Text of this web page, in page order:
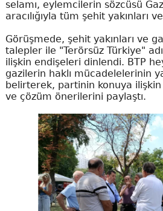
selamı, eylemcilerin sözcüsü
aracılığıyla tüm şehit yakınları
Görüşmede, şehit yakınları ve
talepler ile "Terörsüz Türkiye"
ilişkin endişeleri dinlendi. BTP
gazilerin haklı mücadelelerinin
belirterek, partinin konuya
ve çözüm önerilerini paylaştı.